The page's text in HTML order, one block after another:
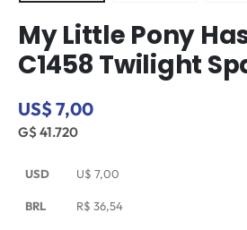
My Little Pony
C1458 Twilight
US$ 7,00
G$ 41.720
USD U$ 7,00
BRL R$ 36,54